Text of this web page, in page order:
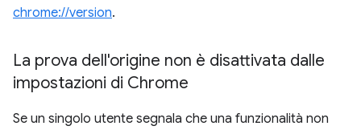
chrome://version.
La prova dell'origine non è disattivata dalle
impostazioni di Chrome
Se un singolo utente segnala che una funzionalità non